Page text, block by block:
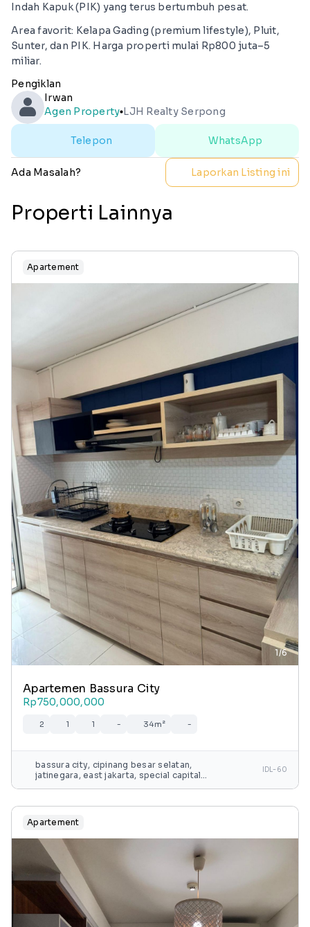
Indah Kapuk (PIK) yang terus bertumbuh pesat.
Area favorit: Kelapa Gading (premium lifestyle), Pluit,
Sunter, dan PIK. Harga properti mulai Rp800 juta–5
miliar.
Pengiklan
Irwan
Agen Propertylens LJH Realty Serpong
Telepon WhatsApp
Ada Masalah? Laporkan Listing ini
Properti Lainnya
Apartement
1/6
Apartemen Bassura City
Rp750,000,000
2 1 1 - 34m² -
bassura city, cipinang besar selatan,
jatinegara, east jakarta, special capital
IDL-60
Apartement